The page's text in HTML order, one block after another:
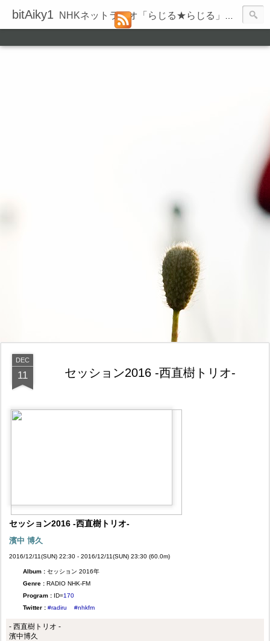
bitAiky1 NHKネットラジオ「らじる★らじる」の録音履歴
DEC
11 セッション2016 -西直樹トリオ-
セッション2016 -西直樹トリオ-
濱中 博久
2016/12/11(SUN) 22:30 - 2016/12/11(SUN) 23:30 (60.0m)
Album : セッション 2016年
Genre : RADIO NHK-FM
Program : ID=170
Twitter : #radiru #nhkfm
- 西直樹トリオ -
濱中博久